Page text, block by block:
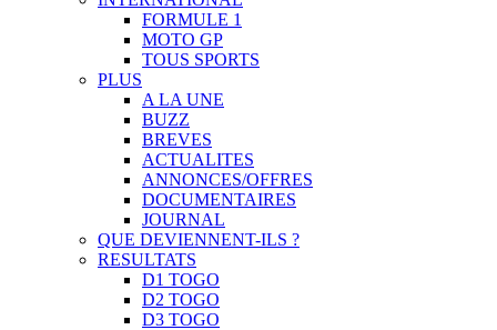
FORMULE 1
MOTO GP
TOUS SPORTS
PLUS
A LA UNE
BUZZ
BREVES
ACTUALITES
ANNONCES/OFFRES
DOCUMENTAIRES
JOURNAL
QUE DEVIENNENT-ILS ?
RESULTATS
D1 TOGO
D2 TOGO
D3 TOGO